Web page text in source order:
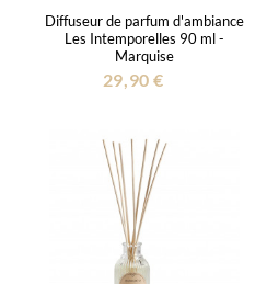
Diffuseur de parfum d'ambiance
Les Intemporelles 90 ml -
Marquise
29,90 €